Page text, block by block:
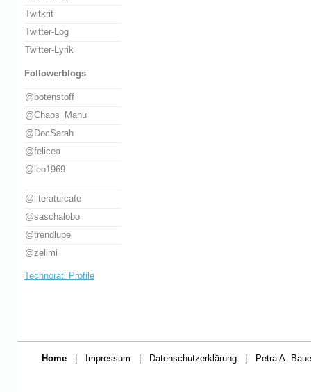
Twitkrit
Twitter-Log
Twitter-Lyrik
Followerblogs
@botenstoff
@Chaos_Manu
@DocSarah
@felicea
@leo1969
@literaturcafe
@saschalobo
@trendlupe
@zellmi
Technorati Profile
Home Impressum Datenschutzerklärung Petra A.